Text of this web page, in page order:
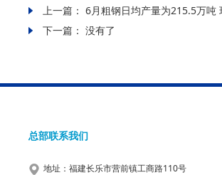
上一篇：6月粗钢日均产量为215.5万吨
下一篇： 没有了
总部联系我们
地址：福建长乐市营前镇工商路110号